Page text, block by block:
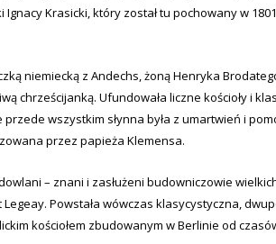
Krasicki, który został tu pochowany w
niemiecką z Andechs, żoną Henryka
chrześcijanką. Ufundowała liczne kościoły i
wszystkim słynna była z umartwień i
przez papieża Kle­mensa.
– znani i za­służeni budowniczowie
Powstała wówczas klasycystyczna,
kościołem zbudowanym w Berlinie od